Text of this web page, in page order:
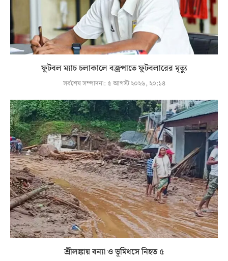
ফুটবল ম্যাচ চলাকালে বজ্রপাতে ফুটবলারের মৃত্যু
সর্বশেষ সম্পাদনা: ৫ আগস্ট ২০২৬, ২০:১৪
শ্রীলঙ্কায় বন্যা ও ভূমিধসে নিহত ৫